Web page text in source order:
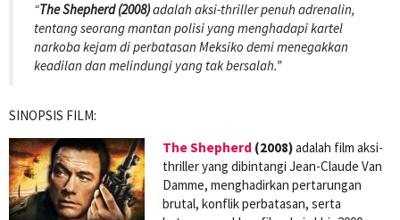
“The Shepherd (2008)adalah aksi-thriller penuh adrenalin,
tentang seorang mantan polisi yang menghadapi kartel
narkoba kejam di perbatasan Meksiko demi menegakkan
keadilan dan melindungi yang tak bersalah.”
SINOPSIS FILM:
The Shepherd (2008)adalah film aksi-
thriller yang dibintangi Jean-Claude Van
Damme, menghadirkan pertarungan
brutal, konflik perbatasan, serta